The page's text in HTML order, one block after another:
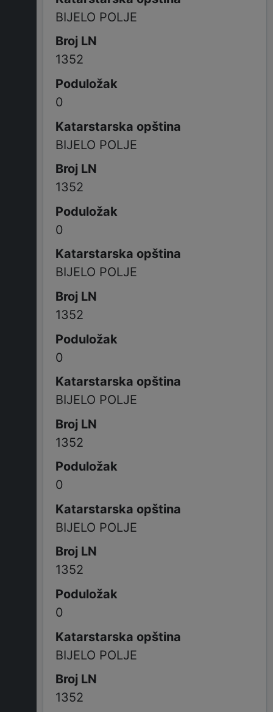
BIJELO POLJE
1352
0
BIJELO POLJE
1352
0
BIJELO POLJE
1352
0
BIJELO POLJE
1352
0
BIJELO POLJE
1352
0
BIJELO POLJE
1352